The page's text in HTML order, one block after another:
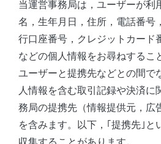
当運営事務局は，ユーザーが利
名，生年月日，住所，電話番号
行口座番号，クレジットカード
などの個人情報をお尋ねするこ
ユーザーと提携先などとの間で
人情報を含む取引記録や決済に
務局の提携先（情報提供元，広
を含みます。以下，｢提携先｣と
収集することがあります。